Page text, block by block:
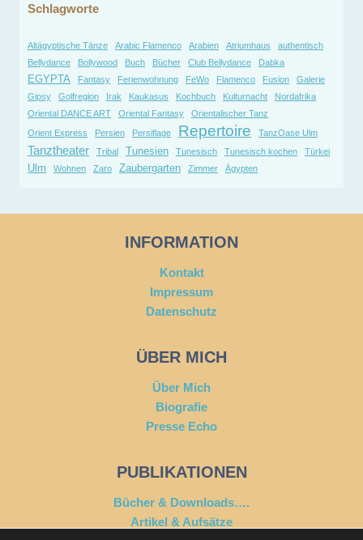
Schlagworte
Altägyptische Tänze Arabic Flamenco Arabien Atriumhaus
authentisch
Bellydance
Bollywood Buch Bücher Club Bellydance Dabka
EGYPTA Fantasy Ferienwohnung FeWo Flamenco Fusion
Galerie
Gipsy
Golfregion Irak Kaukasus Kochbuch Kulturnacht
Nordafrika
Oriental DANCE ART
Oriental Fantasy
Orientalischer Tanz
Orient Express
Persien Persiflage Repertoire TanzOase Ulm
Tanztheater Tribal Tunesien Tunesisch Tunesisch kochen Türkei
Ulm Wohnen Zaro Zaubergarten Zimmer Ägypten
INFORMATION
Kontakt
Impressum
Datenschutz
ÜBER MICH
Über Mich
Biografie
Presse Echo
PUBLIKATIONEN
Bücher & Downloads….
Artikel & Aufsätze